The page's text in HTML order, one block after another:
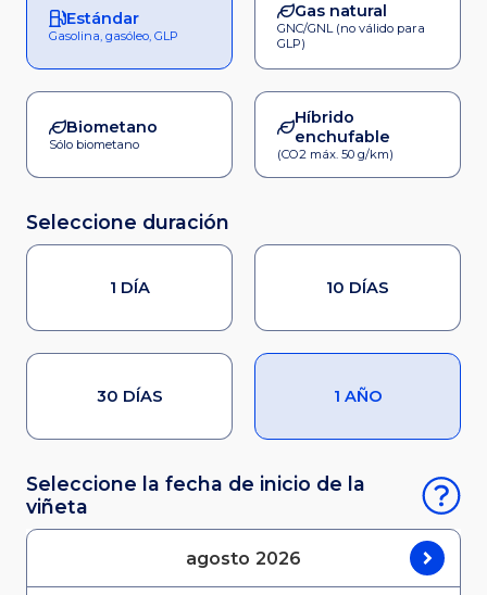
Estándar
Gasolina, gasóleo, GLP
Gas natural
GNC/GNL (no válido para
GLP)
Biometano
Sólo biometano
Híbrido
enchufable
(CO2 máx. 50 g/km)
Seleccione duración
1 DÍA 10 DÍAS
30 DÍAS 1 AÑO
Seleccione la fecha de inicio de la
viñeta
agosto 2026